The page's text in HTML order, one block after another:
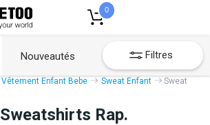
0
Nouveautés Filtres
Vêtement Enfant Bebe Sweat Enfant
Sweat
Sweatshirts Rap.